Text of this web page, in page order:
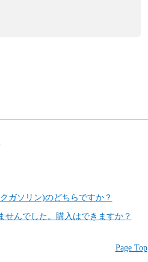
ガソリン)のどちらですか？
せんでした。購入はできますか？
Page Top